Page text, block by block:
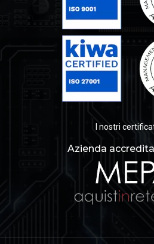
I nostri
Azienda